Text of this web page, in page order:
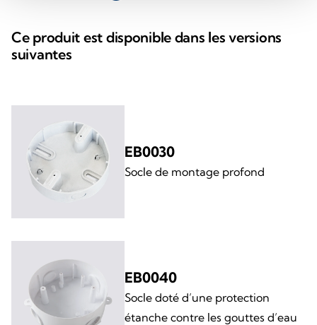
Ce produit est disponible dans les versions
suivantes
EB0030
Socle de montage profond
EB0040
Socle doté d’une protection
étanche contre les gouttes d’eau